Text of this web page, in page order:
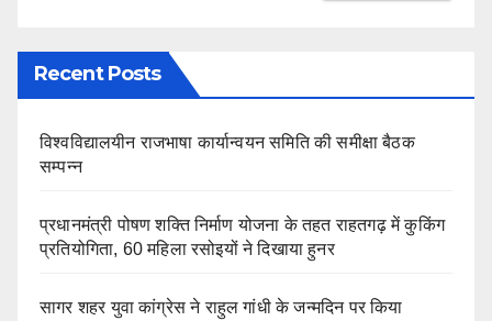
Recent Posts
विश्वविद्यालयीन राजभाषा कार्यान्वयन समिति की समीक्षा बैठक
सम्पन्न
प्रधानमंत्री पोषण शक्ति निर्माण योजना के तहत राहतगढ़ में कुकिंग
प्रतियोगिता, 60 महिला रसोइयों ने दिखाया हुनर
सागर शहर युवा कांग्रेस ने राहुल गांधी के जन्मदिन पर किया